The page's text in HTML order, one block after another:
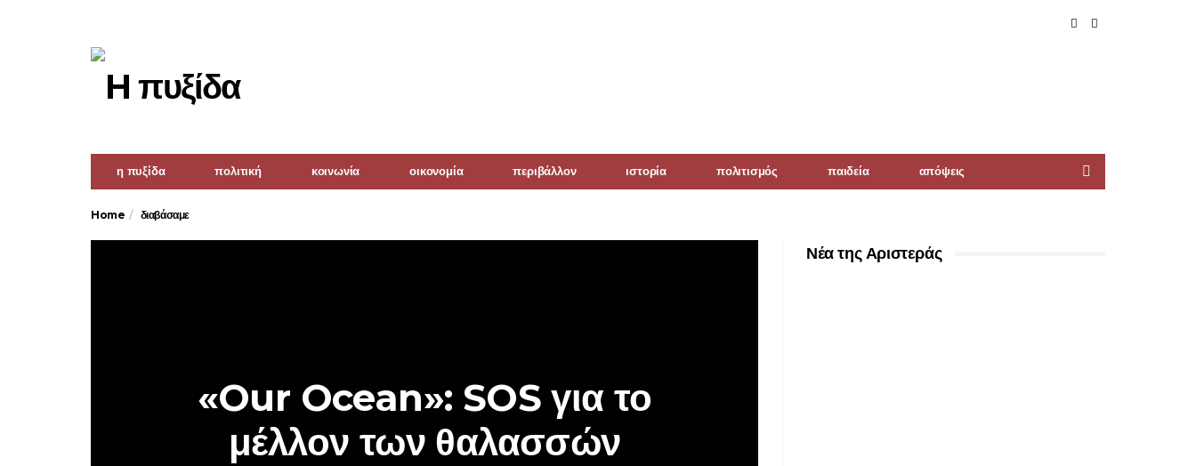
η πυξίδα πολιτική κοινωνία οικονομία περιβάλλον ιστορία πολιτισμός παιδεία απόψεις
Home διαβάσαμε
«Our Ocean»: SOS για το
μέλλον των θαλασσών
Νέα της Αριστεράς